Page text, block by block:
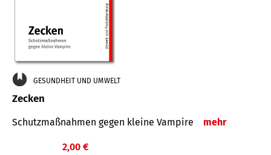
GESUNDHEIT UND UMWELT
Zecken
Schutz­maß­nahmen gegen kleine Vampire mehr
2,00 €